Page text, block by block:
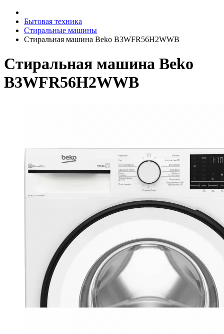
Бытовая техника
Стиральные машины
Стиральная машина Beko B3WFR56H2WWB
Стиральная машина Beko
B3WFR56H2WWB